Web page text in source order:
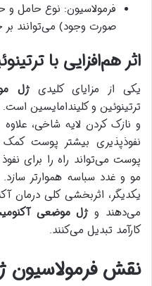
فرمولاسیون: نوع حامل و
صورت وجود) می‌توانند بر
اثر هم‌افزایی با
یکی از مزایای کلیدیژل
ترتینوئین و کلیندامایسین
و نازک کردن لایه شاخی،
نفوذپذیری بیشتر پوست
پوست می‌تواند راه را برای
مو و غدد سباسه هموارتر
یکدیگر، اثربخشی کلی درمان
می‌دهند وژل موضعی
کارآمد تبدیل می‌کنند.
نقش فرمولاسیون